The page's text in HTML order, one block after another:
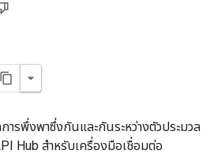
ารพึ่งพาซึ่งกันและกันระหว่างตัวประมวล
Hub สำหรับเครื่องมือเชื่อมต่อ